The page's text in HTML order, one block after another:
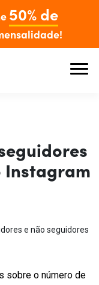
50% de
Instagram
e não seguidores
sobre o número de